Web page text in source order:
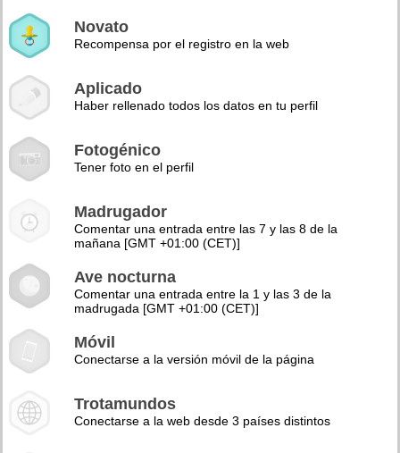
Novato
Recompensa por el registro en la web
Aplicado
Haber rellenado todos los datos en tu perfil
Fotogénico
Tener foto en el perfil
Madrugador
Comentar una entrada entre las 7 y las 8 de la
mañana [GMT +01:00 (CET)]
Ave nocturna
Comentar una entrada entre la 1 y las 3 de la
madrugada [GMT +01:00 (CET)]
Móvil
Conectarse a la versión móvil de la página
Trotamundos
Conectarse a la web desde 3 países distintos